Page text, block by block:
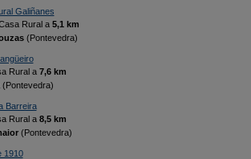
Galiñanes
Rural a 5,1 km
(Pontevedra)
Rural a 7,6 km
(Pontevedra)
Barreira
Rural a 8,5 km
(Pontevedra)
1910